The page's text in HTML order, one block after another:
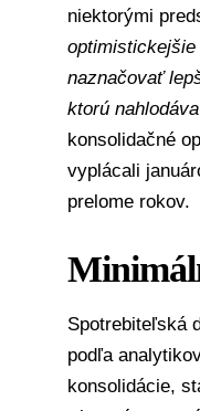
niektorými
naznačovať
ktorú
konsolidačné
vyplácali
prelome rokov.
Spotrebiteľská
podľa
konsolidácie,